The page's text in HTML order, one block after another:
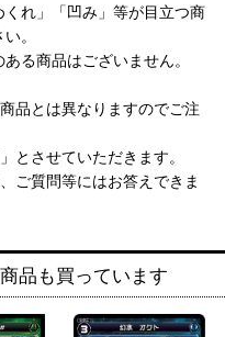
れ」「凹み」等が目立つ商
。
る商品はございません。
品とは異なりますのでご注
とさせていただきます。
ご質問等にはお答えできま
品も買っています